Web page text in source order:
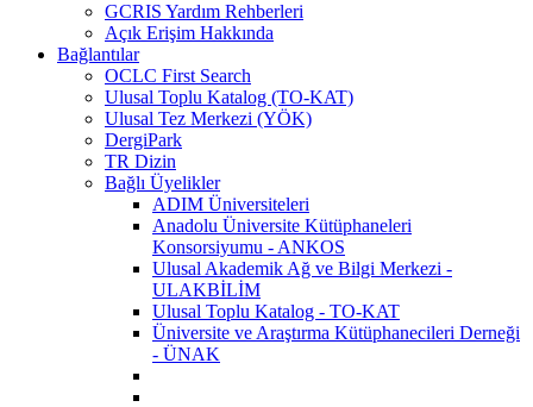
GCRIS Yardım Rehberleri
Açık Erişim Hakkında
Bağlantılar
OCLC First Search
Ulusal Toplu Katalog (TO-KAT)
Ulusal Tez Merkezi (YÖK)
DergiPark
TR Dizin
Bağlı Üyelikler
ADIM Üniversiteleri
Anadolu Üniversite Kütüphaneleri
Konsorsiyumu - ANKOS
Ulusal Akademik Ağ ve Bilgi Merkezi -
ULAKBİLİM
Ulusal Toplu Katalog - TO-KAT
Üniversite ve Araştırma Kütüphanecileri Derneği
- ÜNAK